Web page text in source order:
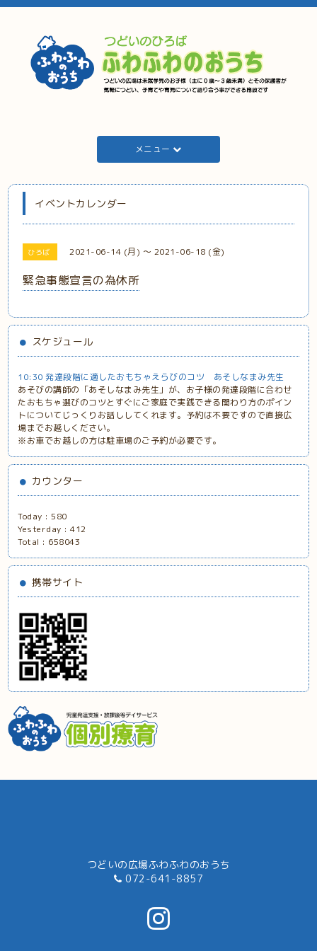
メニュー
イベントカレンダー
ひろば 2021-06-14 (月) ～ 2021-06-18 (金)
緊急事態宣言の為休所
スケジュール
10:30 発達段階に適したおもちゃえらびのコツ あそしなまみ先生
あそびの講師の「あそしなまみ先生」が、お子様の発達段階に合わせ
たおもちゃ選びのコツとすぐにご家庭で実践できる関わり方のポイン
トについてじっくりお話ししてくれます。予約は不要ですので直接広
場までお越しください。
※お車でお越しの方は駐車場のご予約が必要です。
カウンター
Today :580
Yesterday :412
Total : 658043
携帯サイト
つどいの広場ふわふわのおうち
072-641-8857